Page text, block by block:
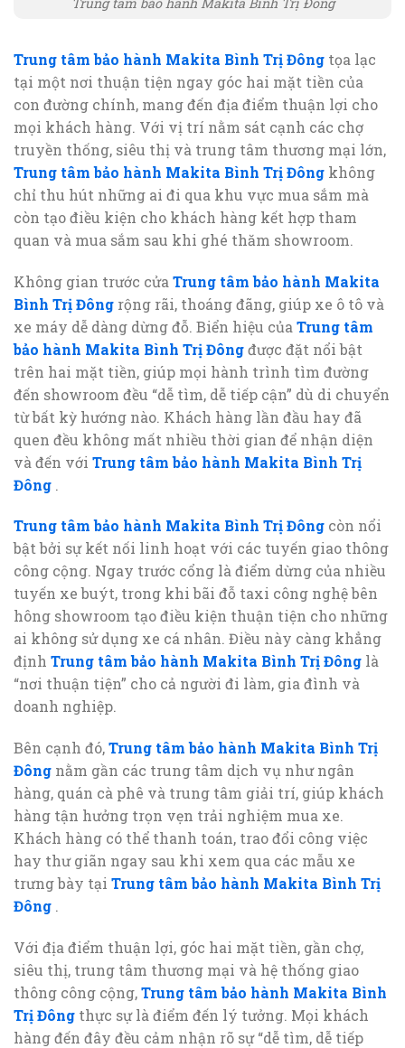
Trung tâm bảo hành Makita Bình Trị Đông tọa lạc
tại một nơi thuận tiện ngay góc hai mặt tiền của
con đường chính, mang đến địa điểm thuận lợi cho
mọi khách hàng. Với vị trí nằm sát cạnh các chợ
truyền thống, siêu thị và trung tâm thương mại lớn,
Trung tâm bảo hành Makita Bình Trị Đông không
chỉ thu hút những ai đi qua khu vực mua sắm mà
còn tạo điều kiện cho khách hàng kết hợp tham
quan và mua sắm sau khi ghé thăm showroom.
Không gian trước cửa Trung tâm bảo hành Makita
Bình Trị Đông rộng rãi, thoáng đãng, giúp xe ô tô và
xe máy dễ dàng dừng đỗ. Biển hiệu của Trung tâm
bảo hành Makita Bình Trị Đôngđược đặt nổi bật
trên hai mặt tiền, giúp mọi hành trình tìm đường
đến showroom đều “dễ tìm, dễ tiếp cận” dù di chuyển
từ bất kỳ hướng nào. Khách hàng lần đầu hay đã
quen đều không mất nhiều thời gian để nhận diện
và đến với Trung tâm bảo hành Makita Bình Trị
Đông .
Trung tâm bảo hành Makita Bình Trị Đông còn nổi
bật bởi sự kết nối linh hoạt với các tuyến giao thông
công cộng. Ngay trước cổng là điểm dừng của nhiều
tuyến xe buýt, trong khi bãi đỗ taxi công nghệ bên
hông showroom tạo điều kiện thuận tiện cho những
ai không sử dụng xe cá nhân. Điều này càng khẳng
định Trung tâm bảo hành Makita Bình Trị Đông là
“nơi thuận tiện” cho cả người đi làm, gia đình và
doanh nghiệp.
Bên cạnh đó,Trung tâm bảo hành Makita Bình Trị
Đông nằm gần các trung tâm dịch vụ như ngân
hàng, quán cà phê và trung tâm giải trí, giúp khách
hàng tận hưởng trọn vẹn trải nghiệm mua xe.
Khách hàng có thể thanh toán, trao đổi công việc
hay thư giãn ngay sau khi xem qua các mẫu xe
trưng bày tại Trung tâm bảo hành Makita Bình Trị
Đông .
Với địa điểm thuận lợi, góc hai mặt tiền, gần chợ,
siêu thị, trung tâm thương mại và hệ thống giao
thông công cộng,Trung tâm bảo hành Makita Bình
Trị Đông thực sự là điểm đến lý tưởng. Mọi khách
hàng đến đây đều cảm nhận rõ sự “dễ tìm, dễ tiếp